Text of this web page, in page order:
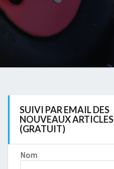
SUIVI PAR EMAIL DES
NOUVEAUX ARTICLES
(GRATUIT)
Nom